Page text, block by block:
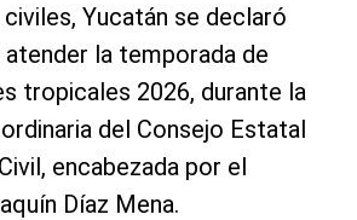
Yucatán se declaró
atender la temporada de
tropicales 2026, durante la
del Consejo Estatal
encabezada por el
Díaz Mena.